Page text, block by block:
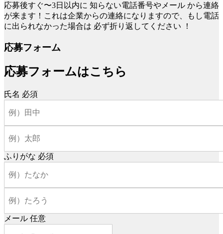
応募後すぐ〜3日以内に 知らない電話番号やメール から連絡
が来ます！これは企業からの連絡になりますので、もし電話
に出られなかった場合は 必ず折り返してください ！
応募フォーム
応募フォームはこちら
氏名 必須
ふりがな 必須
メール 任意